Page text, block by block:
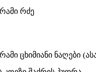
რძე
ცხიმიანი ნაღები